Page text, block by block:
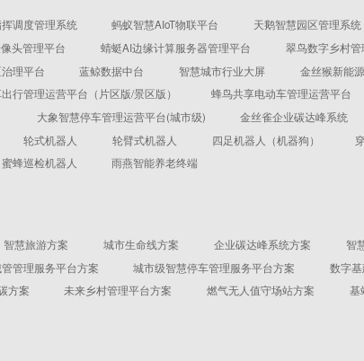
调度管理系统 蚂蚁智慧AIoT物联平台 天鹅智慧园区管理系统
头管理平台 蜻蜓AI边缘计算服务器管理平台
翠鸟数字乡村
理平台 蓝鲸数据中台 智慧城市行业大屏
金丝猴新能
行管理运营平台（片区版/景区版） 蜂鸟共享电动车管理运营平台
大象智慧停车管理运营平台(城市级) 金丝雀企业碳达峰系统
轮式机器人 轮臂式机器人 四足机器人（机器狗）
蜜蜂巡检机器人 雨燕智能养老终端
智慧旅游方案 城市生命线方案 企业碳达峰系统方案
智
管理服务平台方案 城市级智慧停车管理服务平台方案
数字
方案 未来乡村管理平台方案 燃气无人值守场站方案 基